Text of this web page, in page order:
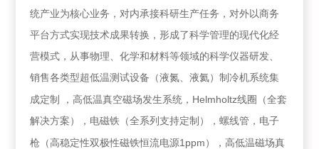
统产业为核心业务，对内承接科研生产任务，对外以商务
平台方式实现技术成果转换，形成了科学管理的现代化经
营模式，从事物理、化学和材料等领域的科学仪器研发、
销售各类型超低温测试设备（液氮、液氦）制冷机系统集
成定制 ，高低温真空磁场发生系统， Helmholtz线圈（全套
解决方案），电磁铁（全系列支持定制），螺线管，电子
枪（高稳定性双极性磁铁恒流电源1ppm ），高低温磁场真